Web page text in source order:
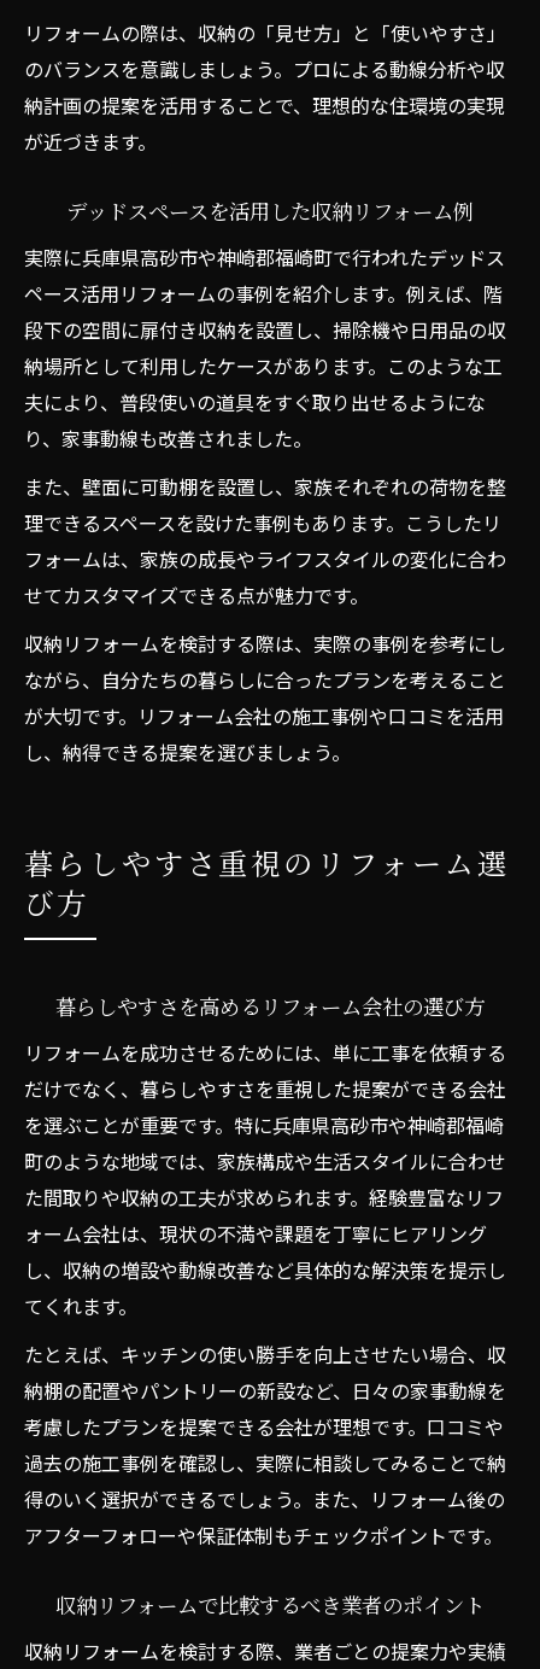
リフォームの際は、収納の「見せ方」と「使いやすさ」
のバランスを意識しましょう。プロによる動線分析や収
納計画の提案を活用することで、理想的な住環境の実現
が近づきます。
デッドスペースを活用した収納リフォーム例
実際に兵庫県高砂市や神崎郡福崎町で行われたデッドス
ペース活用リフォームの事例を紹介します。例えば、階
段下の空間に扉付き収納を設置し、掃除機や日用品の収
納場所として利用したケースがあります。このような工
夫により、普段使いの道具をすぐ取り出せるようにな
り、家事動線も改善されました。
また、壁面に可動棚を設置し、家族それぞれの荷物を整
理できるスペースを設けた事例もあります。こうしたリ
フォームは、家族の成長やライフスタイルの変化に合わ
せてカスタマイズできる点が魅力です。
収納リフォームを検討する際は、実際の事例を参考にし
ながら、自分たちの暮らしに合ったプランを考えること
が大切です。リフォーム会社の施工事例や口コミを活用
し、納得できる提案を選びましょう。
暮らしやすさ重視のリフォーム選
び方
暮らしやすさを高めるリフォーム会社の選び方
リフォームを成功させるためには、単に工事を依頼する
だけでなく、暮らしやすさを重視した提案ができる会社
を選ぶことが重要です。特に兵庫県高砂市や神崎郡福崎
町のような地域では、家族構成や生活スタイルに合わせ
た間取りや収納の工夫が求められます。経験豊富なリフ
ォーム会社は、現状の不満や課題を丁寧にヒアリング
し、収納の増設や動線改善など具体的な解決策を提示し
てくれます。
たとえば、キッチンの使い勝手を向上させたい場合、収
納棚の配置やパントリーの新設など、日々の家事動線を
考慮したプランを提案できる会社が理想です。口コミや
過去の施工事例を確認し、実際に相談してみることで納
得のいく選択ができるでしょう。また、リフォーム後の
アフターフォローや保証体制もチェックポイントです。
収納リフォームで比較するべき業者のポイント
収納リフォームを検討する際、業者ごとの提案力や実績